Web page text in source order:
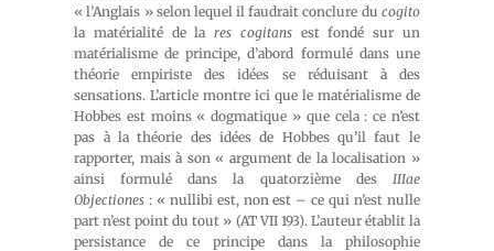
« l’Anglais » selon lequel il faudrait conclure du cogito
la matérialité de lares cogitansest fondé sur un
matérialisme de principe, d’abord formulé dans une
théorie empiriste des idées se réduisant à des
sensations. L’article montre ici que le matérialisme de
Hobbes est moins « dogmatique » que cela : ce n’est
pas à la théorie des idées de Hobbes qu’il faut le
rapporter, mais à son « argument de la localisation »
ainsi formulé dans la quatorzième des IIIae
Objectiones : « nullibi est, non est – ce qui n’est nulle
part n’est point du tout » (AT VII 193). L’auteur établit la
persistance de ce principe dans la philosophie